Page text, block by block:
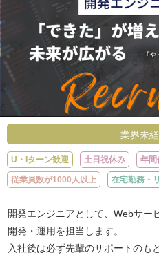
業界未
U・Iターン歓迎 土日祝休み 年間
従業員数が1000人以上 在宅勤務・
開発エンジニアとして、Webサー
開発・運用を担当します。
入社後は必ず先輩のサポートのも